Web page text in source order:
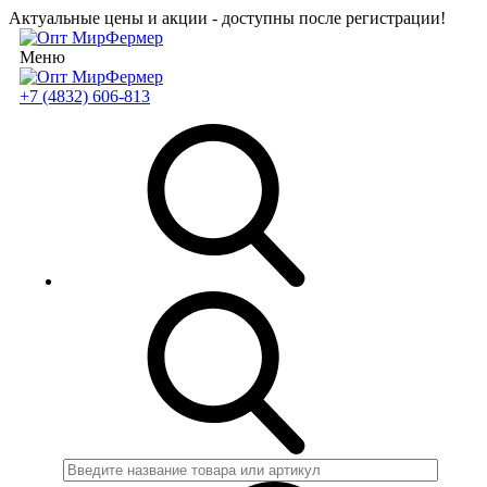
Актуальные цены и акции - доступны после регистрации!
Меню
+7 (4832) 606-813